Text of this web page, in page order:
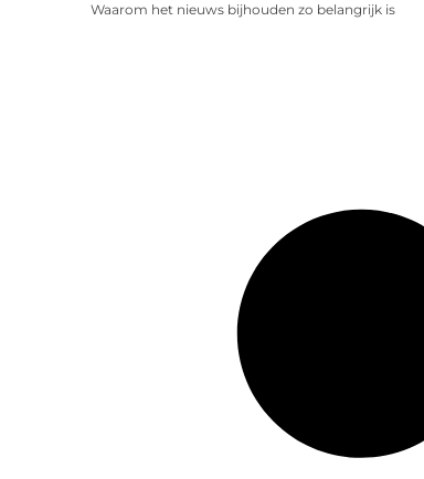
Waarom het nieuws bijhouden zo belangrijk is